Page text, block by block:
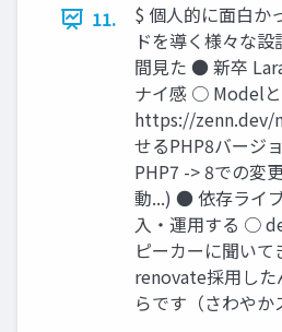
11.
$ 個人的に面白か
ドを導く様々な
間見た ● 新卒
ナイ感 ○ Model
https://zenn.dev/
せるPHP8バージ
PHP7 -> 8での変
動...) ● 依存ライ
入・運用する ○
ピーカーに聞い
renovate採用し
らです（さわやか